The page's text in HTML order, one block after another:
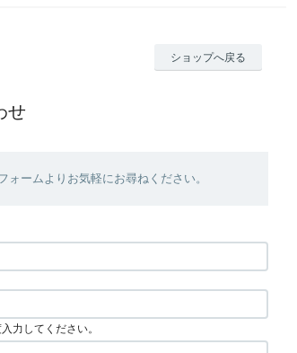
ショップへ戻る
せ
ームよりお気軽にお尋ねください。
力してください。